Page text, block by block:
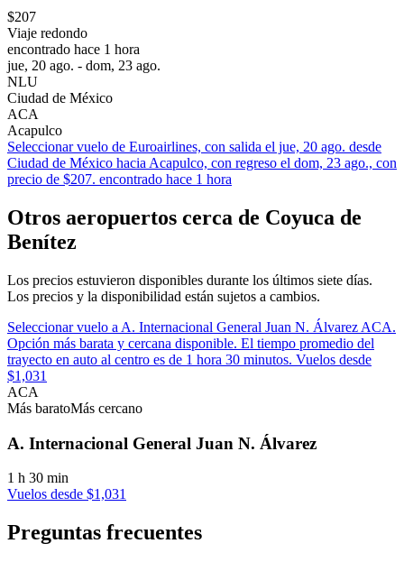
$207
Viaje redondo
encontrado hace 1 hora
jue, 20 ago. - dom, 23 ago.
NLU
Ciudad de México
ACA
Acapulco
Seleccionar vuelo de Euroairlines, con salida el jue, 20 ago. desde
Ciudad de México hacia Acapulco, con regreso el dom, 23 ago., con
precio de $207. encontrado hace 1 hora
Otros aeropuertos cerca de Coyuca de
Benítez
Los precios estuvieron disponibles durante los últimos siete días.
Los precios y la disponibilidad están sujetos a cambios.
Seleccionar vuelo a A. Internacional General Juan N. Álvarez ACA.
Opción más barata y cercana disponible. El tiempo promedio del
trayecto en auto al centro es de 1 hora 30 minutos. Vuelos desde
$1,031
ACA
Más baratoMás cercano
A. Internacional General Juan N. Álvarez
1 h 30 min
Vuelos desde $1,031
Preguntas frecuentes